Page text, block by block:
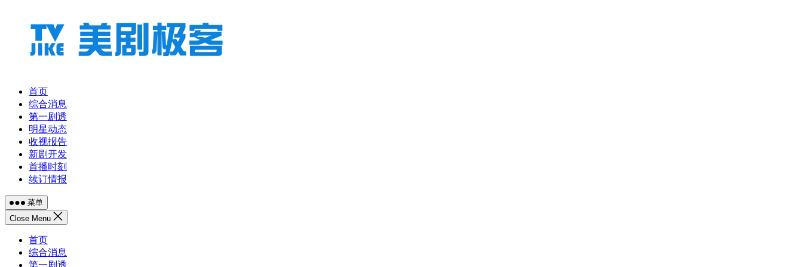
首页
综合消息
第一剧透
明星动态
收视报告
新剧开发
首播时刻
续订情报
菜单
Close Menu
首页
综合消息
第一剧透